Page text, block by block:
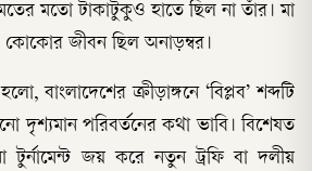
মতো টাকাটুকুও হাতে ছিল না তাঁর। মা
কোকোর জীবন ছিল অনাড়ম্বর।
বাংলাদেশের ক্রীড়াঙ্গনে ‘বিপ্লব’ শব্দটি
পরিবর্তনের কথা ভাবি। বিশেষত
টুর্নামেন্ট জয় করে নতুন ট্রফি বা দলীয়